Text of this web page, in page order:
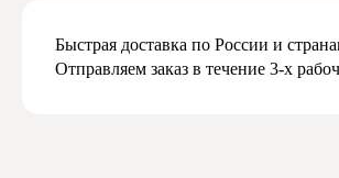
Быстрая доставка по России и
Отправляем заказ в течение 3-х